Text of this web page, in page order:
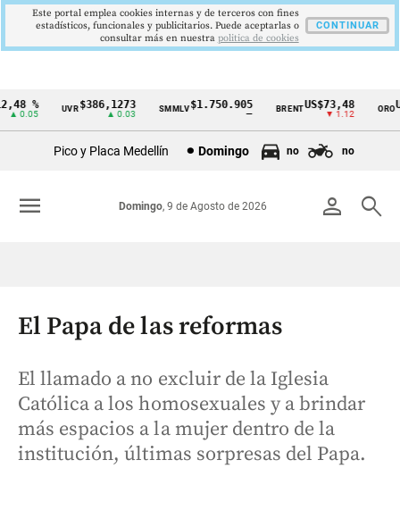
Cintillo
Colombia
%
0.05
UVR$386,1273
▲ 0.03
SMMLV$1.750.905 BRENTUS$73,48
▼ 1.12
ORO
Pico y Placa Medellín Domingo no no
person search
Domingo, 9 de Agosto de 2026
menu
El Papa de las reformas
El llamado a no excluir de la Iglesia
Católica a los homosexuales y a brindar
más espacios a la mujer dentro de la
institución, últimas sorpresas del Papa.
Este portal emplea cookies internas y de terceros con fines
estadísticos, funcionales y publicitarios. Puede aceptarlas o
consultar más en nuestra politica de cookies
CONTINUAR